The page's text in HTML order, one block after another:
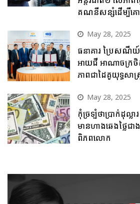
គណនីសន្សំដើម្បីគ
May 28, 2025
ធនាគារ ប្រៃសណី
អាយជី អាណាចក្រថិ
ភាពជាដៃគូយុទ្ធសាស្ត្
May 28, 2025
កុំច្រឡំថាប្រាក់ដុល្ល
មានហាងឆេងថ្លៃជ
ពិភពលោក